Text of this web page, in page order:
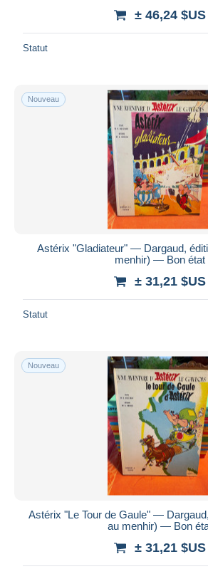
± 46,24 $US
Statut
Nouveau
Astérix "Gladiateur" — Dargaud,
menhir) — Bon état
± 31,21 $US
Statut
Nouveau
Astérix "Le Tour de Gaule" —
au menhir) — Bon
± 31,21 $US